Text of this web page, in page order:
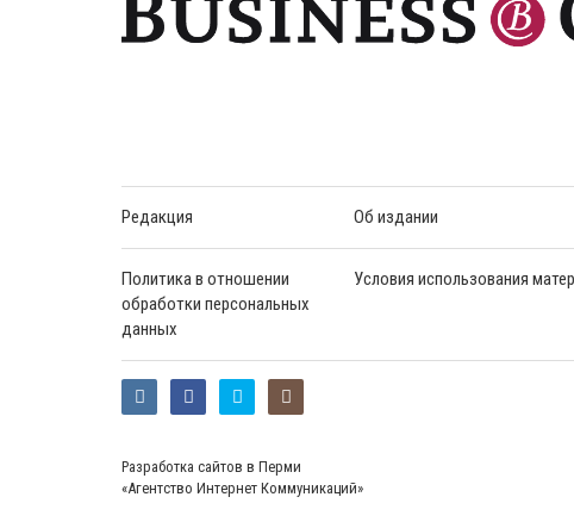
Редакция Об издании
Политика в отношении
обработки персональных
данных
Условия использования
Разработка сайтов в Перми
«Агентство Интернет Коммуникаций»